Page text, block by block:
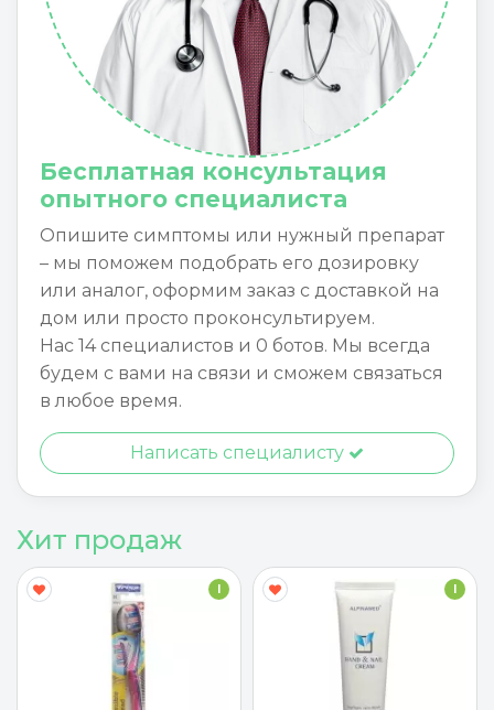
Бесплатная консультация
опытного специалиста
Опишите симптомы или нужный препарат
– мы поможем подобрать его дозировку
или аналог, оформим заказ с доставкой на
дом или просто проконсультируем.
Нас 14 специалистов и 0 ботов. Мы всегда
будем с вами на связи и сможем связаться
в любое время.
Написать специалисту
Хит продаж